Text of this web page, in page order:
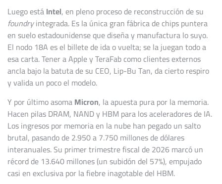
Luego estáIntel, en pleno proceso de reconstrucción de su
foundryintegrada. Es la única gran fábrica de chips puntera
en suelo estadounidense que diseña y manufactura lo suyo.
El nodo 18A es el billete de ida o vuelta; se la juegan todo a
esa carta. Tener a Apple y TeraFab como clientes externos
ancla bajo la batuta de su CEO, Lip-Bu Tan, da cierto respiro
y valida un poco el modelo.
Y por último asomaMicron, la apuesta pura por la memoria.
Hacen pilas DRAM, NAND y HBM para los aceleradores de IA.
Los ingresos por memoria en la nube han pegado un salto
brutal, pasando de 2.950 a 7.750 millones de dólares
interanuales. Su primer trimestre fiscal de 2026 marcó un
récord de 13.640 millones (un subidón del 57%), empujado
casi en exclusiva por la fiebre inagotable del HBM.